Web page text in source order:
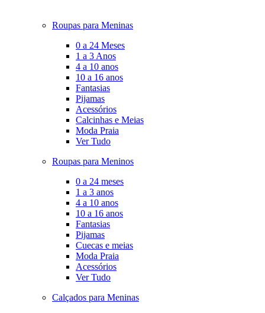
Roupas para Meninas
0 a 24 Meses
1 a 3 Anos
4 a 10 anos
10 a 16 anos
Fantasias
Pijamas
Acessórios
Calcinhas e Meias
Moda Praia
Ver Tudo
Roupas para Meninos
0 a 24 meses
1 a 3 anos
4 a 10 anos
10 a 16 anos
Fantasias
Pijamas
Cuecas e meias
Moda Praia
Acessórios
Ver Tudo
Calçados para Meninas